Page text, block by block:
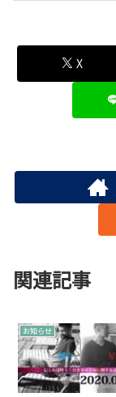
X
関連記事
お知らせ